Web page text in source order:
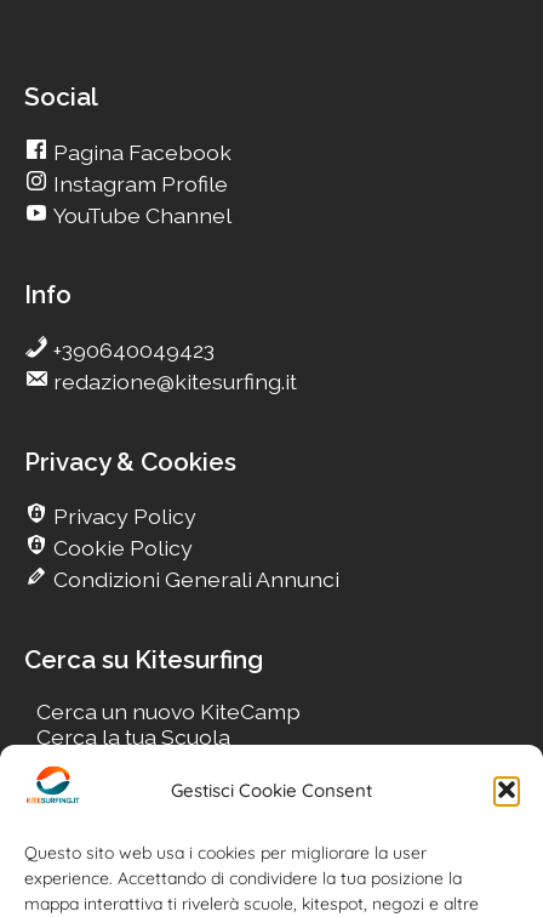
Gestisci Cookie Consent
Questo sito web usa i cookies per migliorare la user
experience. Accettando di condividere la tua posizione la
mappa interattiva ti rivelerà scuole, kitespot, negozi e altre
Social
Pagina Facebook
Instagram Profile
YouTube Channel
Info
+390640049423
redazione@kitesurfing.it
Privacy & Cookies
Privacy Policy
Cookie Policy
Condizioni Generali Annunci
Cerca su Kitesurfing
Cerca un nuovo KiteCamp
Cerca la tua Scuola
Cerca il tuo KiteSpot
Cerca Accommodation
Cerca il tuo Usato